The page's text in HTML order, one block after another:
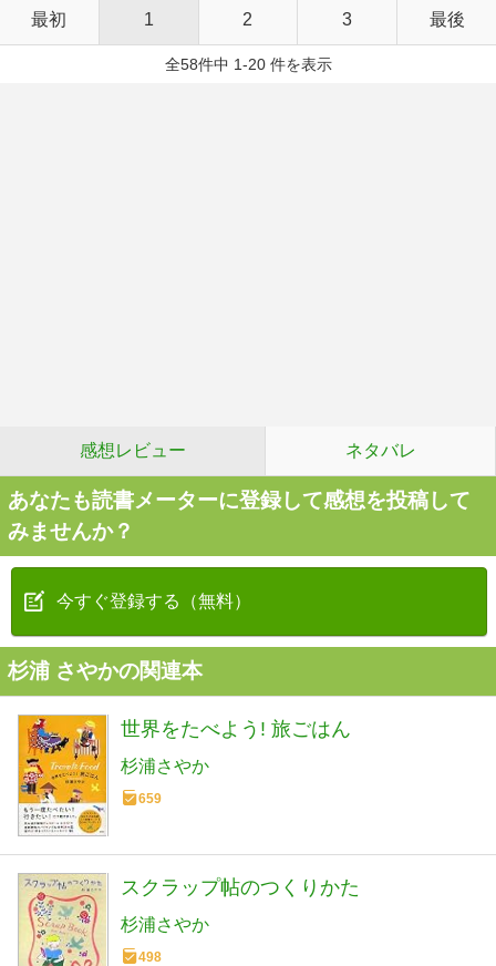
最初 1 2 3 最後
全58件中 1-20 件を表示
感想レビュー ネタバレ
あなたも読書メーターに登録して感想を投稿して
みませんか？
今すぐ登録する（無料）
杉浦 さやかの関連本
世界をたべよう! 旅ごはん
杉浦さやか
659
スクラップ帖のつくりかた
杉浦さやか
498